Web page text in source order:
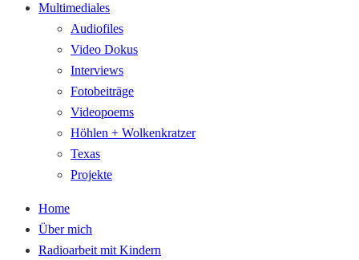
Multimediales
Audiofiles
Video Dokus
Interviews
Fotobeiträge
Videopoems
Höhlen + Wolkenkratzer
Texas
Projekte
Home
Über mich
Radioarbeit mit Kindern